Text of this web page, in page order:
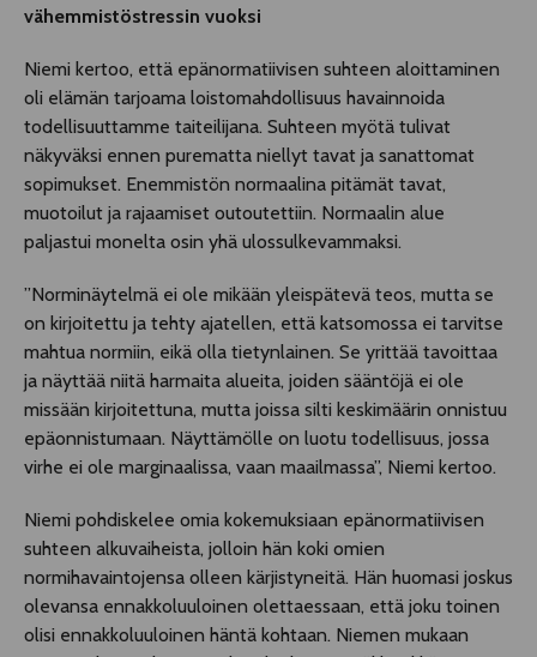
vähemmistöstressin vuoksi
Niemi kertoo, että epänormatiivisen suhteen aloittaminen
oli elämän tarjoama loistomahdollisuus havainnoida
todellisuuttamme taiteilijana. Suhteen myötä tulivat
näkyväksi ennen purematta niellyt tavat ja sanattomat
sopimukset. Enemmistön normaalina pitämät tavat,
muotoilut ja rajaamiset outoutettiin. Normaalin alue
paljastui monelta osin yhä ulossulkevammaksi.
”Norminäytelmä ei ole mikään yleispätevä teos, mutta se
on kirjoitettu ja tehty ajatellen, että katsomossa ei tarvitse
mahtua normiin, eikä olla tietynlainen. Se yrittää tavoittaa
ja näyttää niitä harmaita alueita, joiden sääntöjä ei ole
missään kirjoitettuna, mutta joissa silti keskimäärin onnistuu
epäonnistumaan. Näyttämölle on luotu todellisuus, jossa
virhe ei ole marginaalissa, vaan maailmassa”, Niemi kertoo.
Niemi pohdiskelee omia kokemuksiaan epänormatiivisen
suhteen alkuvaiheista, jolloin hän koki omien
normihavaintojensa olleen kärjistyneitä. Hän huomasi joskus
olevansa ennakkoluuloinen olettaessaan, että joku toinen
olisi ennakkoluuloinen häntä kohtaan. Niemen mukaan